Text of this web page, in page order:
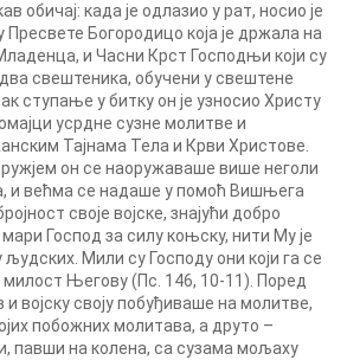
обичај: када је одлазио у рат, носио је
Пресвете Богородицо која је држала на
и Часни Крст Господњи који су
свештеника, обучени у свештене
ступање у битку он је узносио Христу
усрдне сузне молитве и
Тајнама Тела и Крви Христове.
он се наоружаваше више неголи
и већма се надаше у помоћ Вишњега
своје војске, знајући добро
Господ за силу коњску, нити Му је
Мили су Господу они који га се
у милост Његову (Пс. 146, 10-11). Поред
и војску своју побуђиваше на молитве,
побожних молитава, а друто –
павши на колена, са сузама мољаху